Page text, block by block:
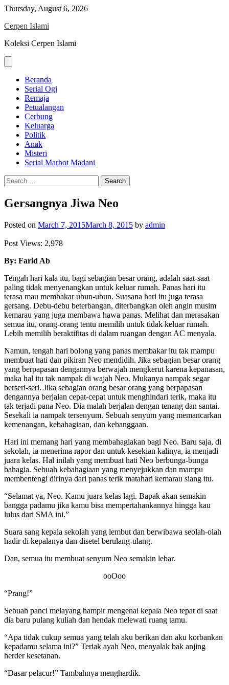
Skip
content
Thursday, August 6, 2026
Cerpen Islami
Koleksi Cerpen Islami
Beranda
Serial Ogi
Remaja
Petualangan
Cerbung
Keluarga
Politik
Anak
Misteri
Serial Marbot Madani
Search
for:
Gersangnya Jiwa Neo
Posted on March 7, 2015March 8, 2015 by admin
Post Views: 2,978
By: Farid Ab
Tengah hari kala itu, bagi sebagian besar orang, adalah saat-saat
paling tidak menyenangkan untuk keluar rumah. Panas hari itu
terasa mau membakar ubun-ubun. Suasana hari itu juga terasa
gersang. Debu-debu beterbangan, diterbangkan oleh angin musim
kemarau yang juga membawa hawa panas. Melihat dan merasakan
semua itu, orang-orang tentu memilih untuk tidak keluar rumah.
Lebih memilih beraktifitas di dalam ruangan dengan AC menyala.
Namun, tengah hari bolong yang panas membakar itu tak mampu
membuat hati dan pikiran Neo mendidih. Jika sebagian besar orang
yang berpapasan dengannya berwajah mengkerut karena kepanasan,
maka hal itu tak nampak di wajah Neo. Mukanya nampak segar
berseri-seri. Jika sebagian orang besar orang yang berpapasan
dengannya berjalan cepat-cepat untuk menghindari terik, maka itu
tak terjadi pana Neo. Dia malah berjalan dengan tenang dan santai.
Sesekali ia nampak tersenyum. Sebuah senyum yang memancarkan
kemenangan, kebahagiaan, dan kebanggaan.
Hari ini memang hari yang membahagiakan bagi Neo. Baru saja, di
sekolah, ia menerima rapor dan untuk kesekian kalinya, ia menjadi
juara kelas. Hal inilah yang membuat hati Neo berbunga-bunga
bahagia. Sebuah kebahagiaan yang menyejukkan dan mampu
membentengi dirinya dari panas terik matahari kemarau siang itu.
“Selamat ya, Neo. Kamu juara kelas lagi. Bapak akan semakin
bangga padamu jika kamu bisa mempertahankannya hingga kau
lulus dari SMA ini.”
Suara sang kepala sekolah yang lembut dan berwibawa seolah-olah
hadir di kepalanya dan disetel berulang-ulang.
Dan, semua itu membuat senyum Neo semakin lebar.
ooOoo
“Prang!”
Sebuah panci melayang hampir mengenai kepala Neo tepat di saat
dia baru pulang kuliah dan hendak melewati ruang tamu.
“Apa tidak cukup semua yang telah aku berikan dan aku korbankan
kepadamu selama ini?” Teriak ayah Neo, menyalak bak anjing
herder kesetanan.
“Dasar pelacur!” Tambahnya menghardik.